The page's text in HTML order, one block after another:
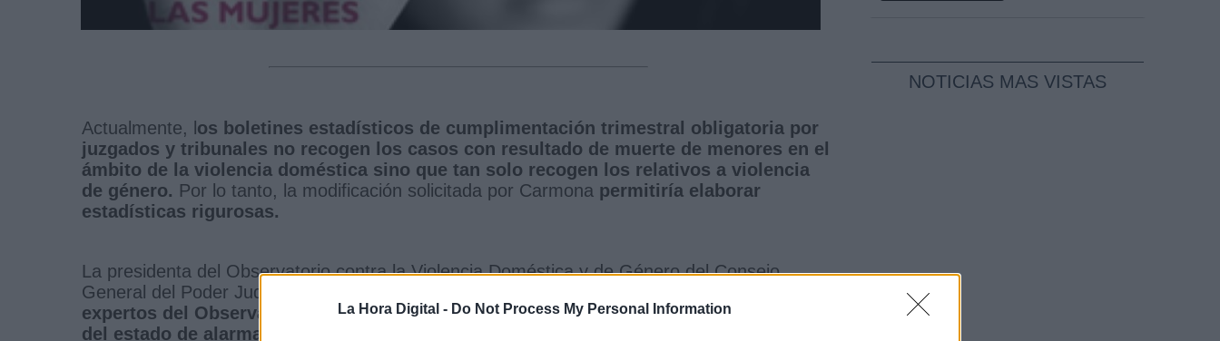
La Hora Digital - Do Not Process My Personal Information
Actualmente, los boletines estadísticos de cumplimentación trimestral obligatoria por
juzgados y tribunales no recogen los casos con resultado de muerte de menores en el
ámbito de la violencia doméstica sino que tan solo recogen los relativos a violencia
de género. Por lo tanto, la modificación solicitada por Carmona permitiría elaborar
estadísticas rigurosas.
La presidenta del Observatorio contra la Violencia Doméstica y de Género del Consejo
General del Poder Judicial (CGPJ) convocó de
expertos del Observatorio
tras el "grave repunte de casos de feminicidio" desde el fin
del estado de alarma el pasado 9 de mayo.
NOTICIAS MAS VISTAS